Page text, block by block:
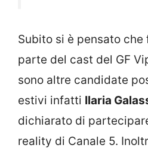
Subito si è pensato che
parte del cast del GF
sono altre candidate
estivi infatti Ilaria
dichiarato di
reality di Canale 5.